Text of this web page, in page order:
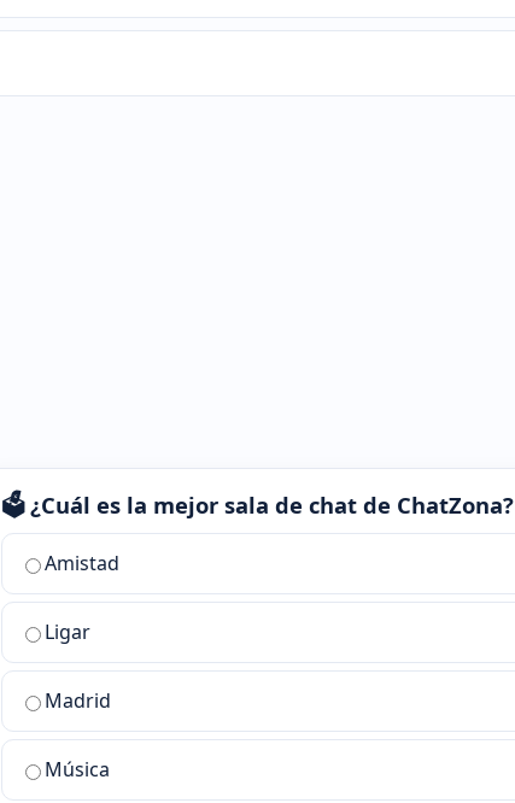
🗳️ ¿Cuál es la mejor sala de chat de ChatZona?
¿Cuál
la
mejor
sala
chat
ChatZona?
Amistad
Ligar
Madrid
Música